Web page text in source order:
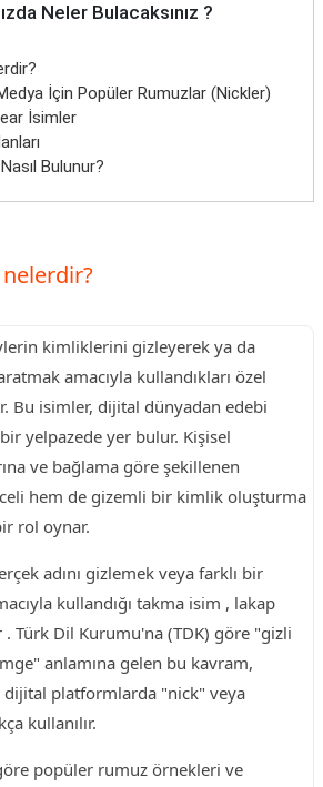
Neler Bulacaksınız ?
İçin Popüler Rumuzlar (Nickler)
İsimler
Bulunur?
kimliklerini gizleyerek ya da
amacıyla kullandıkları özel
Bu isimler, dijital dünyadan edebi
yelpazede yer bulur. Kişisel
ve bağlama göre şekillenen
hem de gizemli bir kimlik oluşturma
rol oynar.
adını gizlemek veya farklı bir
kullandığı takma isim , lakap
Türk Dil Kurumu'na (TDK) göre "gizli
anlamına gelen bu kavram,
platformlarda "nick" veya
kullanılır.
popüler rumuz örnekleri ve